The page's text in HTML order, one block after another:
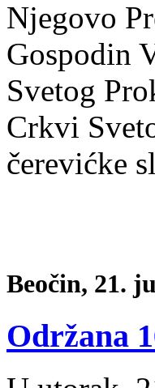
Njegovo
Gospodin
Svetog
Crkvi
čerevićke
Beočin, 21.
Održana